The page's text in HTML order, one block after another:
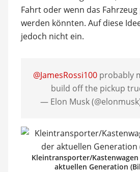
Fahrt oder wenn das
werden könnten. Auf diese
jedoch nicht ein.
@JamesRossi100probably
build off the pickup
— Elon Musk
Kleintransporter/
aktuellen Generation